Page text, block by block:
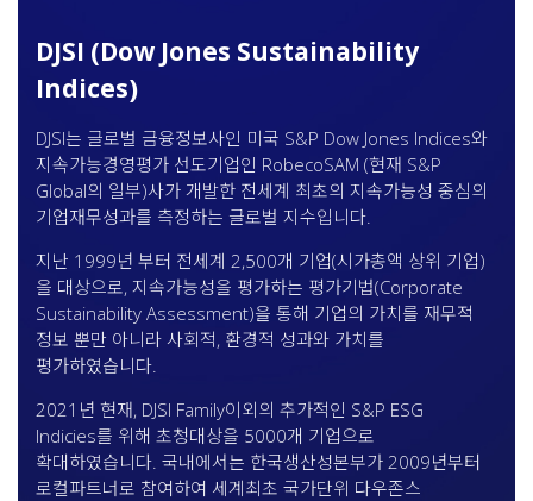
DJSI (Dow Jones Sustainability
Indices)
DJSI는 글로벌 금융정보사인 미국 S&P Dow Jones Indices와
지속가능경영평가 선도기업인 RobecoSAM (현재 S&P
Global의 일부)사가 개발한 전세계 최초의 지속가능성 중심의
기업재무성과를 측정하는 글로벌 지수입니다.
지난 1999년 부터 전세계 2,500개 기업(시가총액 상위 기업)
을 대상으로, 지속가능성을 평가하는 평가기법(Corporate
Sustainability Assessment)을 통해 기업의 가치를 재무적
정보 뿐만 아니라 사회적, 환경적 성과와 가치를
평가하였습니다.
2021년 현재, DJSI Family이외의 추가적인 S&P ESG
Indicies를 위해 초청대상을 5000개 기업으로
확대하였습니다. 국내에서는 한국생산성본부가 2009년부터
로컬파트너로 참여하여 세계최초 국가단위 다우존스